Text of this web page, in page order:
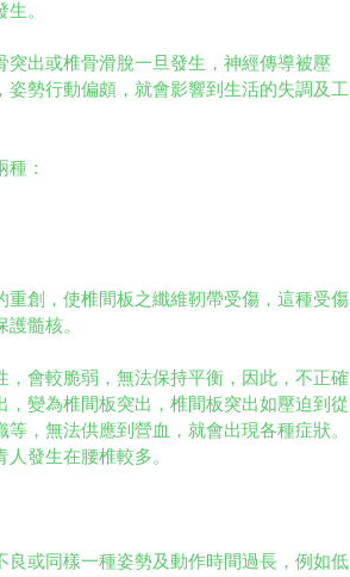
。
出或椎骨滑脫一旦發生，神經傳導被壓
勢行動偏頗，就會影響到生活的失調及工
：
創，使椎間板之纖維靭帶受傷，這種受傷
髓核。
會較脆弱，無法保持平衡，因此，不正確
變為椎間板突出，椎間板突出如壓迫到從
，無法供應到營血，就會出現各種症狀。
發生在腰椎較多。
或同樣一種姿勢及動作時間過長，例如低